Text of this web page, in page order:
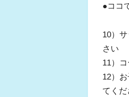
●ココ
10）
さい
11）
12）
てくだ